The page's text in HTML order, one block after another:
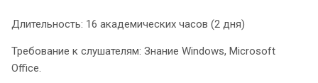
Длительность: 16 академических часов (2 дня)
Требование к слушателям: Знание Windows, Microsoft
Officе.